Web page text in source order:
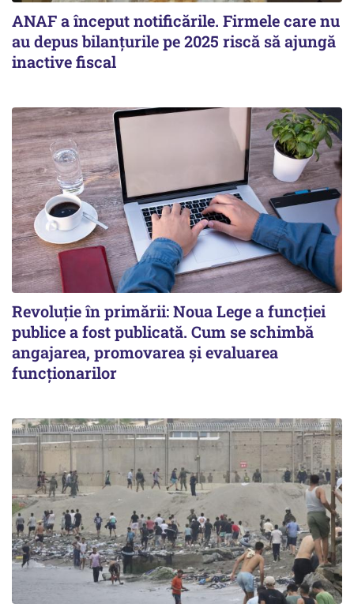
ANAF a început notificările. Firmele care nu
au depus bilanțurile pe 2025 riscă să ajungă
inactive fiscal
Revoluție în primării: Noua Lege a funcției
publice a fost publicată. Cum se schimbă
angajarea, promovarea și evaluarea
funcționarilor